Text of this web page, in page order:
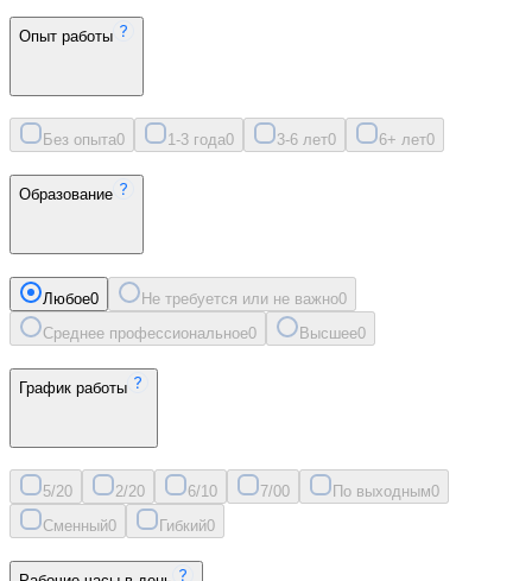
Опыт работы
Без опыта0 1-3 года0 3-6 лет0 6+ лет0
Образование
Любое0 Не требуется или не важно0
Среднее профессиональное0 Высшее0
График работы
5/20 2/20 6/10 7/00 По выходным0
Сменный0 Гибкий0